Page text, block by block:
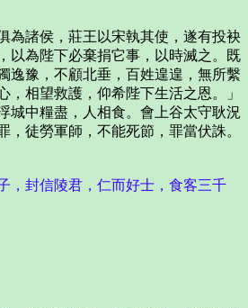
諸侯，莊王以宋執其使，遂有投袂
以為陛下必棄捐它事，以時滅之。既
逸豫，不顧北垂，百姓遑遑，無所繫
相望救護，仰希陛下生活之恩。」
城中糧盡，人相食。會上谷太守耿況
徒勞軍師，不能死節，罪當伏誅。
，封信陵君，仁而好士，食客三千